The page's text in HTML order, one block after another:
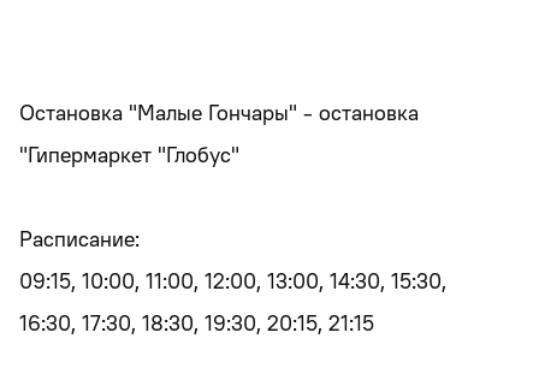
Остановка "Малые Гончары" - остановка
"Гипермаркет "Глобус"
Расписание:
09:15, 10:00, 11:00, 12:00, 13:00, 14:30, 15:30,
16:30, 17:30, 18:30, 19:30, 20:15, 21:15